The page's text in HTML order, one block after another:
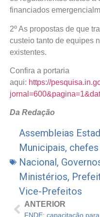
financiados
2º As propostas de que
custeio tanto de equipes
existentes.
Confira a portaria
aqui: https://
Da Redação
Assembleias
Municipais,
Nacional,
Ministérios,
Vice-Prefeitos
ANTERIOR